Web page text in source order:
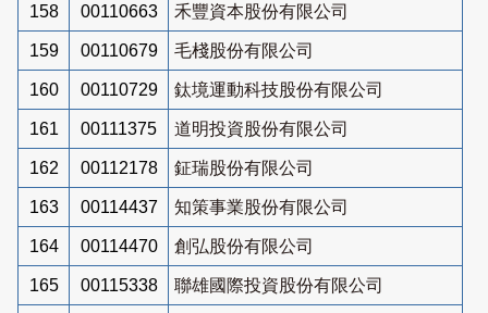
158 00110663 禾豐資本股份有限公司
159 00110679 毛棧股份有限公司
160 00110729 鈦境運動科技股份有限公司
161 00111375 道明投資股份有限公司
162 00112178 鉦瑞股份有限公司
163 00114437 知策事業股份有限公司
164 00114470 創弘股份有限公司
165 00115338 聯雄國際投資股份有限公司